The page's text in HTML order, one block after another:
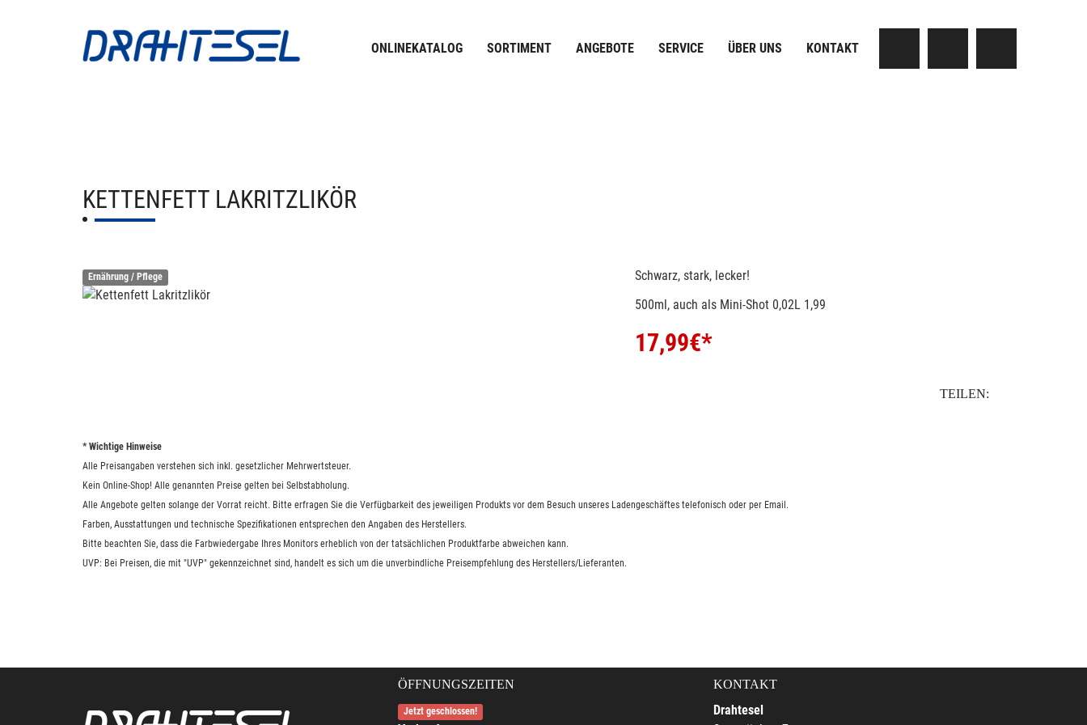
ONLINEKATALOG SORTIMENT ANGEBOTE SERVICE ÜBER UNS KONTAKT
KETTENFETT LAKRITZLIKÖR
Ernährung / Pflege
Schwarz, stark, lecker!
500ml, auch als Mini-Shot 0,02L 1,99
17,99€*
TEILEN:
* Wichtige Hinweise
Alle Preisangaben verstehen sich inkl. gesetzlicher Mehrwertsteuer.
Kein Online-Shop! Alle genannten Preise gelten bei Selbstabholung.
Alle Angebote gelten solange der Vorrat reicht. Bitte erfragen Sie die Verfügbarkeit des jeweiligen Produkts vor dem Besuch unseres Ladengeschäftes telefonisch oder per Email.
Farben, Ausstattungen und technische Spezifikationen entsprechen den Angaben des Herstellers.
Bitte beachten Sie, dass die Farbwiedergabe Ihres Monitors erheblich von der tatsächlichen Produktfarbe abweichen kann.
UVP: Bei Preisen, die mit "UVP" gekennzeichnet sind, handelt es sich um die unverbindliche Preisempfehlung des Herstellers/Lieferanten.
ÖFFNUNGSZEITEN
Jetzt geschlossen!
KONTAKT
Drahtesel